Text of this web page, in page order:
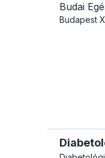
Budai
Budapest